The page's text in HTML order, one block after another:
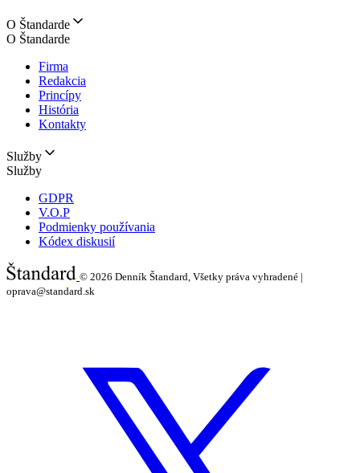
O Štandarde
O Štandarde
Firma
Redakcia
Princípy
História
Kontakty
Služby
Služby
GDPR
V.O.P
Podmienky používania
Kódex diskusií
© 2026 Denník Štandard, Všetky práva vyhradené |
oprava@standard.sk